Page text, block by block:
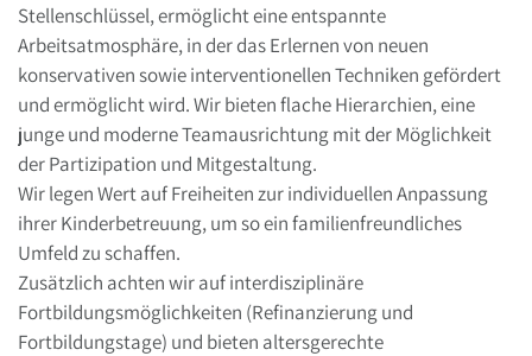
Stellenschlüssel, ermöglicht eine entspannte
Arbeitsatmosphäre, in der das Erlernen von neuen
konservativen sowie interventionellen Techniken gefördert
und ermöglicht wird. Wir bieten flache Hierarchien, eine
junge und moderne Teamausrichtung mit der Möglichkeit
der Partizipation und Mitgestaltung.
Wir legen Wert auf Freiheiten zur individuellen Anpassung
ihrer Kinderbetreuung, um so ein familienfreundliches
Umfeld zu schaffen.
Zusätzlich achten wir auf interdisziplinäre
Fortbildungsmöglichkeiten (Refinanzierung und
Fortbildungstage) und bieten altersgerechte